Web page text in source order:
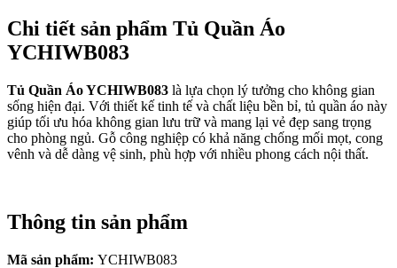
Chi tiết sản phẩm Tủ Quần Áo
YCHIWB083
Tủ Quần Áo YCHIWB083 là lựa chọn lý tưởng cho không gian
sống hiện đại. Với thiết kế tinh tế và chất liệu bền bỉ, tủ quần áo này
giúp tối ưu hóa không gian lưu trữ và mang lại vẻ đẹp sang trọng
cho phòng ngủ. Gỗ công nghiệp có khả năng chống mối mọt, cong
vênh và dễ dàng vệ sinh, phù hợp với nhiều phong cách nội thất.
Thông tin sản phẩm
Mã sản phẩm: YCHIWB083